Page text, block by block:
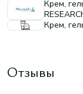
Крем,
Крем,
Отзывы